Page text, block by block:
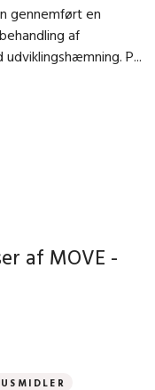
gennemført en
af
P...
af MOVE -